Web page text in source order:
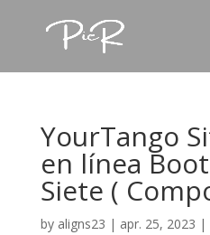
YourTango
en línea
Siete (
by aligns23 | apr. 25, 2023 |